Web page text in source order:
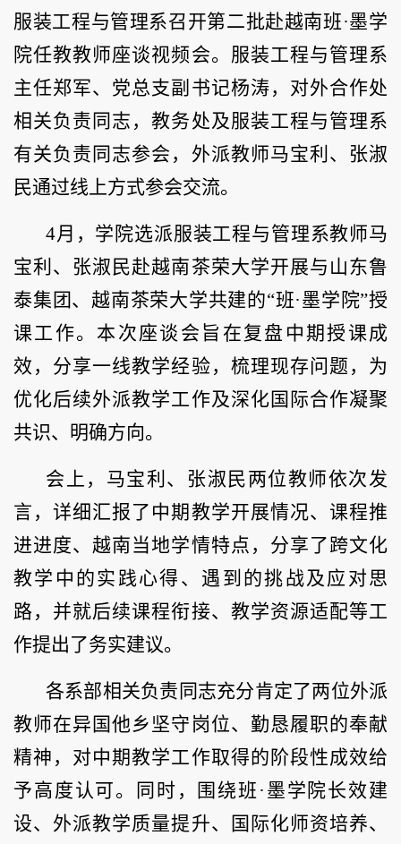
服装工程与管理系召开第二批赴越南班·墨学
院任教教师座谈视频会。服装工程与管理系
主任郑军、党总支副书记杨涛，对外合作处
相关负责同志，教务处及服装工程与管理系
有关负责同志参会，外派教师马宝利、张淑
民通过线上方式参会交流。
4月，学院选派服装工程与管理系教师马
宝利、张淑民赴越南茶荣大学开展与山东鲁
泰集团、越南茶荣大学共建的“班·墨学院”授
课工作。本次座谈会旨在复盘中期授课成
效，分享一线教学经验，梳理现存问题，为
优化后续外派教学工作及深化国际合作凝聚
共识、明确方向。
会上，马宝利、张淑民两位教师依次发
言，详细汇报了中期教学开展情况、课程推
进进度、越南当地学情特点，分享了跨文化
教学中的实践心得、遇到的挑战及应对思
路，并就后续课程衔接、教学资源适配等工
作提出了务实建议。
各系部相关负责同志充分肯定了两位外派
教师在异国他乡坚守岗位、勤恳履职的奉献
精神，对中期教学工作取得的阶段性成效给
予高度认可。同时，围绕班·墨学院长效建
设、外派教学质量提升、国际化师资培养、